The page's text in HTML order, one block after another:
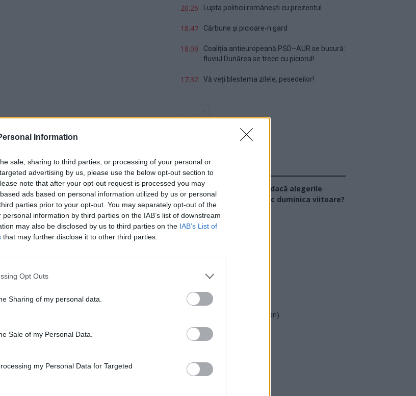
Information
sale, sharing to third parties, or processing of your personal or
advertising by us, please use the below opt-out section to
note that after your opt-out request is processed you may
ads based on personal information utilized by us or personal
parties prior to your opt-out. You may separately opt-out of the
information by third parties on the IAB’s list of downstream
may also be disclosed by us to third parties on the IAB’s List of
that may further disclose it to other third parties.
Opt Outs
Sharing of my personal data.
Sale of my Personal Data.
my Personal Data for Targeted
20.26 Lupta politicii românești cu prezentul
18.47 Cărbune și picioare-n gard
18.09
Coaliția antieuropeană PSD–AUR se bucură:
fluviul Dunărea se trece cu piciorul!
17.32 Vă veți blestema zilele, pesedeilor!
Sondaj
Ce partid ați vota dacă alegerile
parlamentare ar avea loc duminica viitoare?
USR
PMP (Tomac)
Forța Dreptei (L. Orban)
PNȚMM
SENS
SOS (Șoșoacă)